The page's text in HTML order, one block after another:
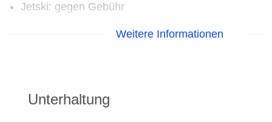
Jetski: gegen Gebühr
Weitere Informationen
Unterhaltung